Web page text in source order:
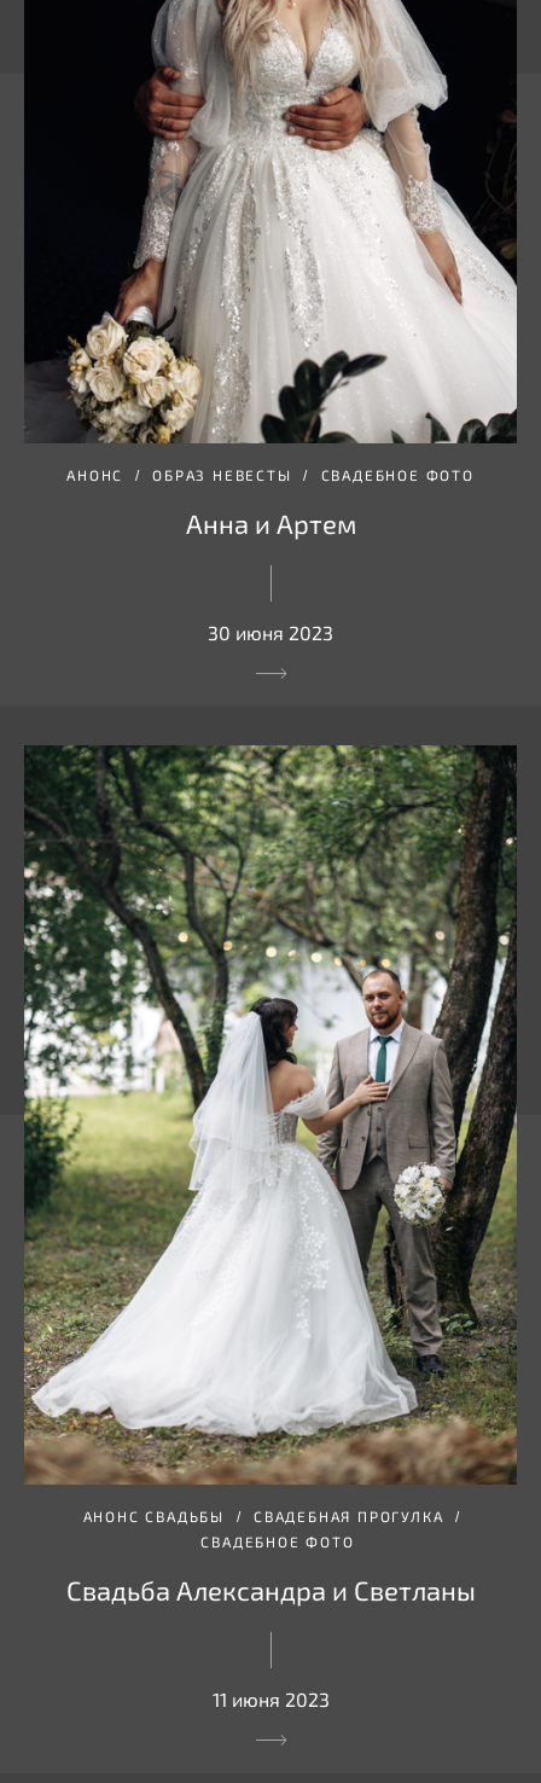
АНОНС ОБРАЗ НЕВЕСТЫ СВАДЕБНОЕ ФОТО
Анна и Артем
30 июня 2023
АНОНС СВАДЬБЫ
СВАДЕБНАЯ ПРОГУЛКА
СВАДЕБНОЕ ФОТО
Свадьба Александра и Светланы
11 июня 2023